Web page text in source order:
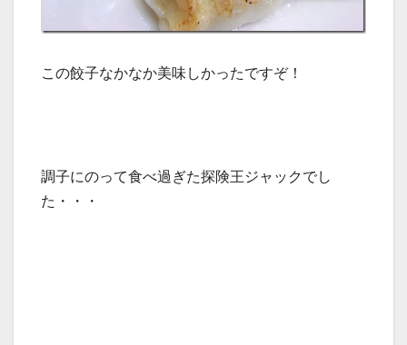
この餃子なかなか美味しかったですぞ！
調子にのって食べ過ぎた探険王ジャックでし
た・・・